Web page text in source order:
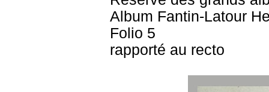
Album Fantin-Latour
Folio 5
rapporté au recto